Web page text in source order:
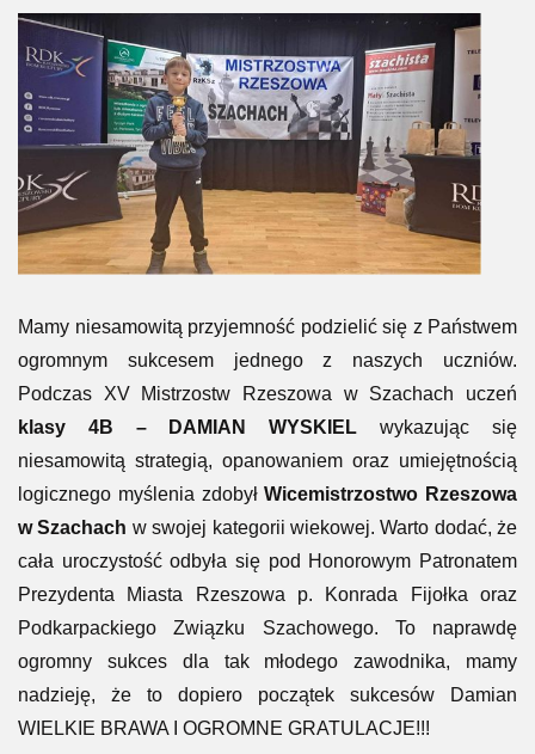
WICEMISTRZOSTWO RZESZOWA W
SZACHACH – DAMIANA WYSKIELA UCZNIA
KLASY 4B
Odsłony: 863
Mamy niesamowitą przyjemność podzielić się z Państwem
ogromnym sukcesem jednego z naszych uczniów.
Podczas XV Mistrzostw Rzeszowa w Szachach uczeń
klasy 4B – DAMIAN WYSKIELwykazując się
niesamowitą strategią, opanowaniem oraz umiejętnością
logicznego myślenia zdobył Wicemistrzostwo Rzeszowa
w Szachachw swojej kategorii wiekowej. Warto dodać, że
cała uroczystość odbyła się pod Honorowym Patronatem